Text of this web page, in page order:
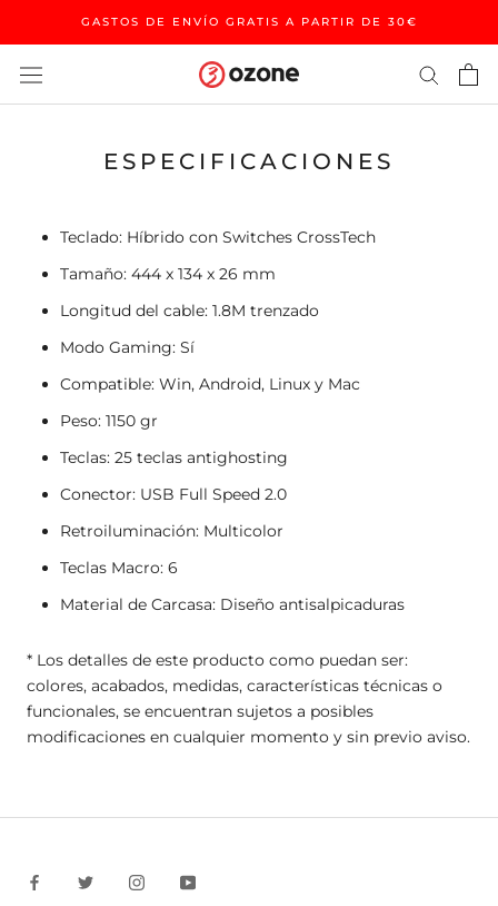
contenido
GASTOS DE ENVÍO GRATIS A PARTIR DE 30€
ESPECIFICACIONES
Teclado: Híbrido con Switches CrossTech
Tamaño: 444 x 134 x 26 mm
Longitud del cable: 1.8M trenzado
Modo Gaming: Sí
Compatible: Win, Android, Linux y Mac
Peso: 1150 gr
Teclas: 25 teclas antighosting
Conector: USB Full Speed 2.0
Retroiluminación: Multicolor
Teclas Macro: 6
Material de Carcasa: Diseño antisalpicaduras
* Los detalles de este producto como puedan ser:
colores, acabados, medidas, características técnicas o
funcionales, se encuentran sujetos a posibles
modificaciones en cualquier momento y sin previo aviso.